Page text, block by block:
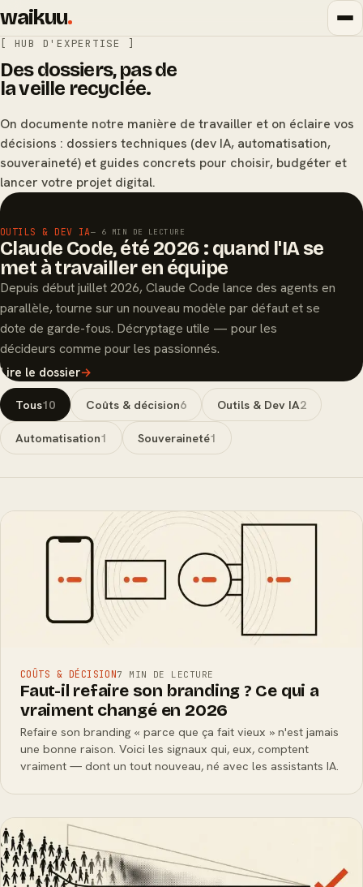
waikuu.
[ HUB D'EXPERTISE ]
Des dossiers, pas de
la veille recyclée.
On documente notre manière de travailler et on éclaire vos
décisions : dossiers techniques (dev IA, automatisation,
souveraineté) et guides concrets pour choisir, budgéter et
lancer votre projet digital.
OUTILS & DEV IA— 6 MIN DE LECTURE
Claude Code, été 2026 : quand l'IA se
met à travailler en équipe
Depuis début juillet 2026, Claude Code lance des agents en
parallèle, tourne sur un nouveau modèle par défaut et se
dote de garde-fous. Décryptage utile — pour les
décideurs comme pour les passionnés.
Lire le dossier→
Tous10 Coûts & décision6 Outils & Dev IA2
Automatisation1 Souveraineté1
COÛTS & DÉCISION7 MIN DE LECTURE
Faut-il refaire son branding ? Ce qui a
vraiment changé en 2026
Refaire son branding « parce que ça fait vieux » n'est jamais
une bonne raison. Voici les signaux qui, eux, comptent
vraiment — dont un tout nouveau, né avec les assistants IA.